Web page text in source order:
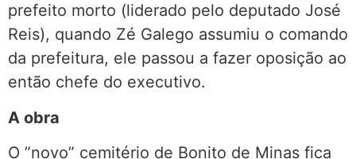
prefeito morto (liderado pelo deputado José
Reis), quando Zé Galego assumiu o comando
da prefeitura, ele passou a fazer oposição ao
então chefe do executivo.
A obra
O ”novo” cemitério de Bonito de Minas fica